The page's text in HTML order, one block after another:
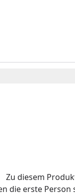
Zu diesem
die erste